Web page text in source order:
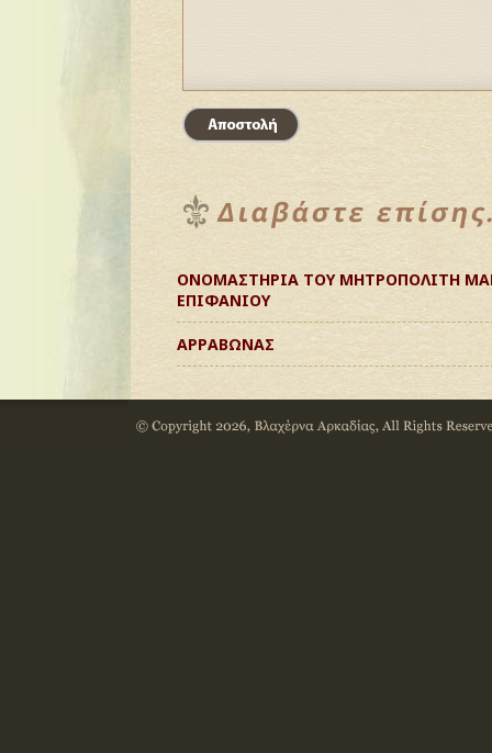
ΟΝΟΜΑΣΤΗΡΙΑ ΤΟΥ ΜΗΤΡΟΠΟΛΙΤΗ
ΕΠΙΦΑΝΙΟΥ
ΑΡΡΑΒΩΝΑΣ